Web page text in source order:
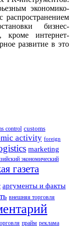
экономико-
распространением
бизнес-
кроме интернет-
развитие в это
control customs
activity foreign
marketing
экономический
газета
аргументы и факты
внешняя торговля
прайм реклама